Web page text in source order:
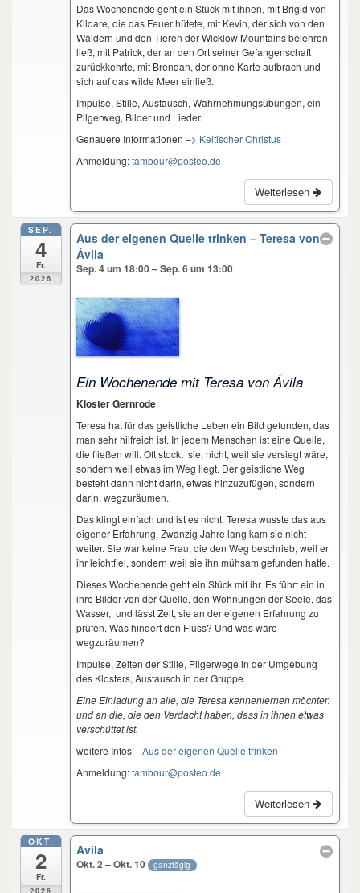
Das Wochenende geht ein Stück mit ihnen, mit Brigid von
Kildare, die das Feuer hütete, mit Kevin, der sich von den
Wäldern und den Tieren der Wicklow Mountains belehren
ließ, mit Patrick, der an den Ort seiner Gefangenschaft
zurückkehrte, mit Brendan, der ohne Karte aufbrach und
sich auf das wilde Meer einließ.
Impulse, Stille, Austausch, Wahrnehmungsübungen, ein
Pilgerweg, Bilder und Lieder.
Genauere Informationen –> Keltischer Christus
Anmeldung:tambour@posteo.de
Weiterlesen
SEP.
4
Fr.
2026
Aus der eigenen Quelle trinken – Teresa von
Ávila
Sep. 4 um 18:00 – Sep. 6 um 13:00
Ein Wochenende mit Teresa von Ávila
Kloster Gernrode
Teresa hat für das geistliche Leben ein Bild gefunden, das
man sehr hilfreich ist. In jedem Menschen ist eine Quelle,
die fließen will. Oft stockt sie, nicht, weil sie versiegt wäre,
sondern weil etwas im Weg liegt. Der geistliche Weg
besteht dann nicht darin, etwas hinzuzufügen, sondern
darin, wegzuräumen.
Das klingt einfach und ist es nicht. Teresa wusste das aus
eigener Erfahrung. Zwanzig Jahre lang kam sie nicht
weiter. Sie war keine Frau, die den Weg beschrieb, weil er
ihr leichtfiel, sondern weil sie ihn mühsam gefunden hatte.
Dieses Wochenende geht ein Stück mit ihr. Es führt ein in
ihre Bilder von der Quelle, den Wohnungen der Seele, das
Wasser, und lässt Zeit, sie an der eigenen Erfahrung zu
prüfen. Was hindert den Fluss? Und was wäre
wegzuräumen?
Impulse, Zeiten der Stille, Pilgerwege in der Umgebung
des Klosters, Austausch in der Gruppe.
Eine Einladung an alle, die Teresa kennenlernen möchten
und an die, die den Verdacht haben, dass in ihnen etwas
verschüttet ist.
weitere Infos –Aus der eigenen Quelle trinken
Anmeldung:tambour@posteo.de
Weiterlesen
OKT.
2
Fr.
2026
Avila
Okt. 2 – Okt. 10 ganztägig